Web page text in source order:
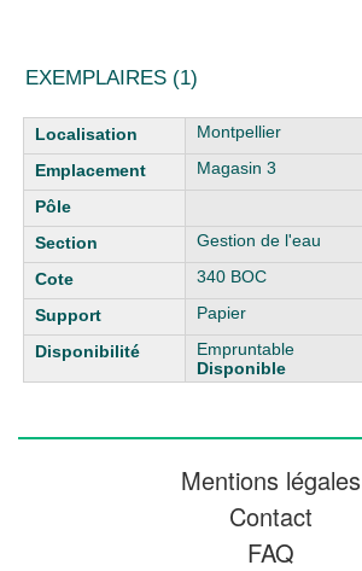
EXEMPLAIRES (1)
Liste des exemplaires
Montpellier
Magasin 3
Gestion de l'eau
340 BOC
Papier
Empruntable
Disponible
Mentions légales
Contact
FAQ